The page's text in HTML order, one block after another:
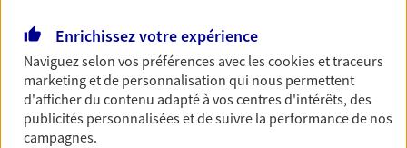
Multirisque Entreprise
Gagnez en simplicité et en sérénité avec votre
assurance multirisque entreprise. Un contrat
unique pour protéger vos locaux, matériels pro,
équipements et stocks… sans oublier votre
responsabilité civile.
Enrichissez votre expérience
Naviguez selon vos préférences avec lescookies et traceurs
marketing et de personnalisation qui nous permettent
d'afficher du contenu adapté à vos centres d'intérêts, des
publicités personnalisées et de suivre la performance de nos
campagnes.